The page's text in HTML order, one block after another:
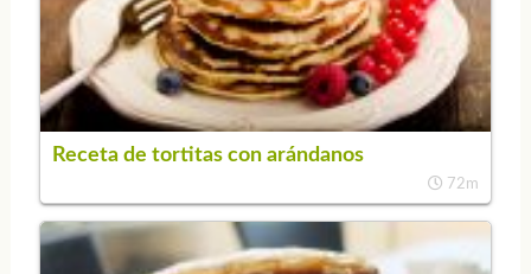
Receta de tortitas con arándanos
72m